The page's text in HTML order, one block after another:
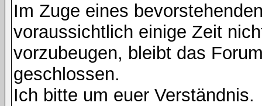
Im Zuge eines
voraussichtlich einige Zeit
vorzubeugen, bleibt das
geschlossen.
Ich bitte um euer Verständnis.